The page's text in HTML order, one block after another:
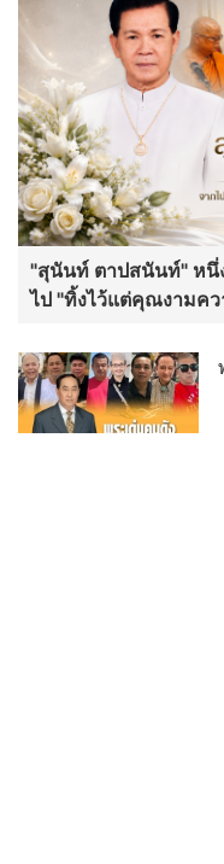
"สุนันท์ ตาปสนันท์" หนึ่
ไป "ทิ้งไว้แต่คุณงามค